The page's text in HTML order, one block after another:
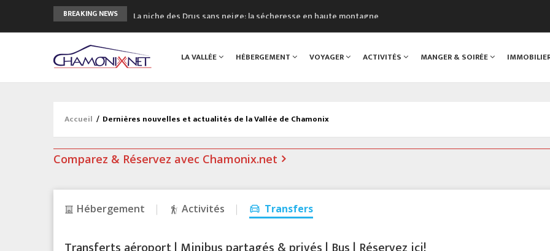
BREAKING NEWS
La niche des Drus sans neige: la sécheresse en haute montagne
Craft ouvre un nouveau magasin de course à pied à Chamonix
3eme Chamonix Vallée Classics Festival
LA VALLÉE HÉBERGEMENT VOYAGER ACTIVITÉS MANGER & SOIRÉE
Accueil / Dernières nouvelles et actualités de la Vallée de Chamonix
Comparez & Réservez avec Chamonix.net
Hébergement Activités Transfers